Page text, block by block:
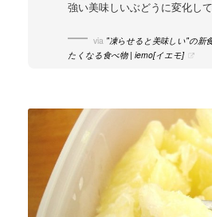
強い美味しいぶどうに変化して
via "凍らせると美味しい"の新
たくなる食べ物 | iemo[イエモ]